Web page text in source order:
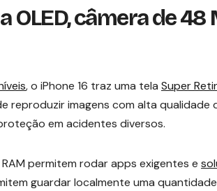
OLED, câmera de 48
, o iPhone 16 traz uma tela Super
reproduzir imagens com alta qualidade
em acidentes diversos.
permitem rodar apps exigentes e
guardar localmente uma